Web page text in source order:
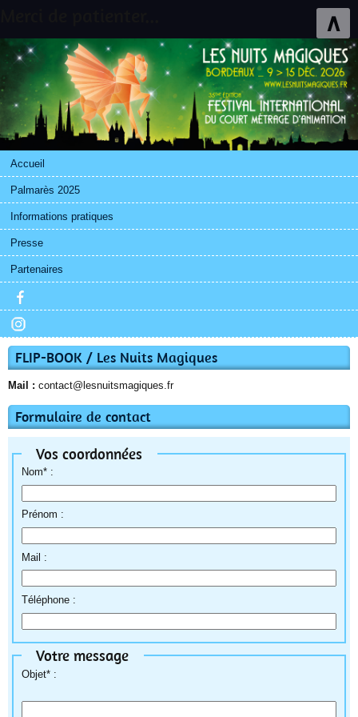
∧
Accueil
Palmarès 2025
Informations pratiques
Presse
Partenaires
FLIP-BOOK / Les Nuits Magiques
Mail : contact@lesnuitsmagiques.fr
Formulaire de contact
Vos coordonnées
Nom* :
Prénom :
Mail :
Téléphone :
Votre message
Objet* :